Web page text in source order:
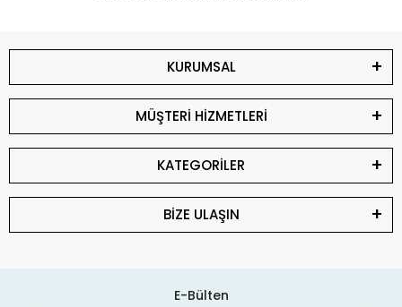
KURUMSAL
MÜŞTERİ HİZMETLERİ
KATEGORİLER
BİZE ULAŞIN
E-Bülten